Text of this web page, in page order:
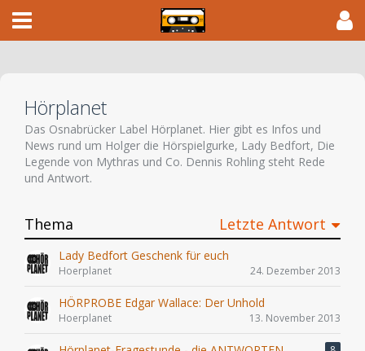
Hörplanet
Das Osnabrücker Label Hörplanet. Hier gibt es Infos und
News rund um Holger die Hörspielgurke, Lady Bedfort, Die
Legende von Mythras und Co. Dennis Rohling steht Rede
und Antwort.
Thema Letzte Antwort
Lady Bedfort Geschenk für euch
Hoerplanet 24. Dezember 2013
HÖRPROBE Edgar Wallace: Der Unhold
Hoerplanet 13. November 2013